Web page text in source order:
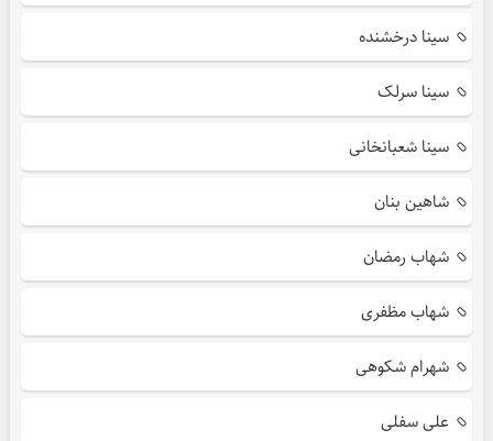
سینا درخشنده
سینا سرلک
سینا شعبانخانی
شاهین بنان
شهاب رمضان
شهاب مظفری
شهرام شکوهی
علی سفلی